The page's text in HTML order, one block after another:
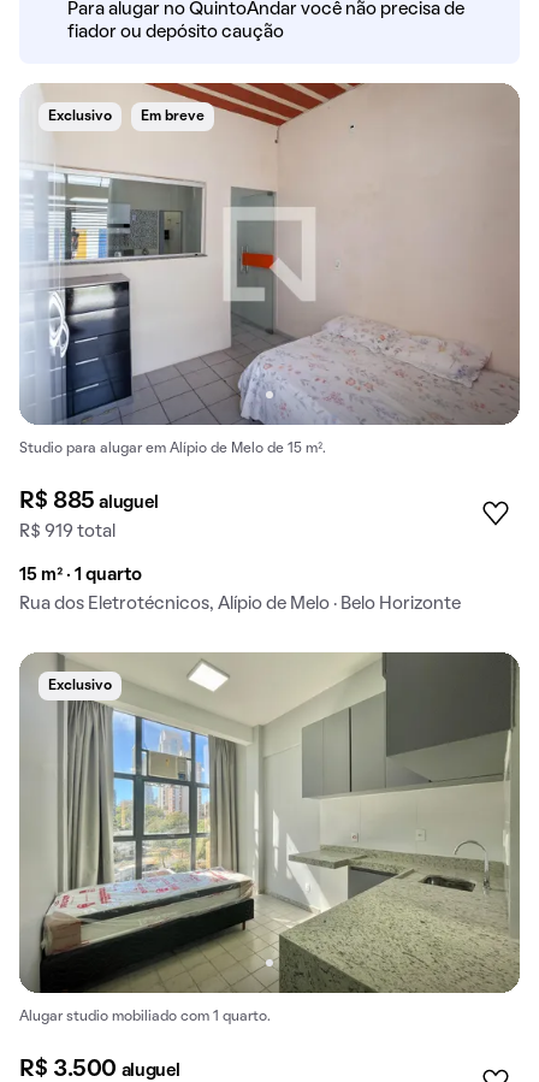
Para alugar no QuintoAndar você não precisa de
fiador ou depósito caução
Exclusivo Em breve
Studio para alugar em Alípio de Melo de 15 m².
R$ 885aluguel
R$ 919 total
15 m² · 1 quarto
Rua dos Eletrotécnicos, Alípio de Melo · Belo Horizonte
Exclusivo
Alugar studio mobiliado com 1 quarto.
R$ 3.500 aluguel